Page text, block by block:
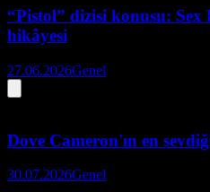
“Pistol” dizisi konusu: Sex
hikâyesi
27.06.2026Genel
Dove Cameron'ın en
30.07.2026Genel